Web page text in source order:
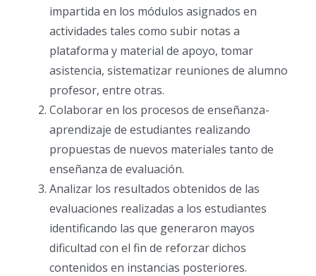
impartida en los módulos asignados en
actividades tales como subir notas a
plataforma y material de apoyo, tomar
asistencia, sistematizar reuniones de alumno
profesor, entre otras.
Colaborar en los procesos de enseñanza-
aprendizaje de estudiantes realizando
propuestas de nuevos materiales tanto de
enseñanza de evaluación.
Analizar los resultados obtenidos de las
evaluaciones realizadas a los estudiantes
identificando las que generaron mayos
dificultad con el fin de reforzar dichos
contenidos en instancias posteriores.